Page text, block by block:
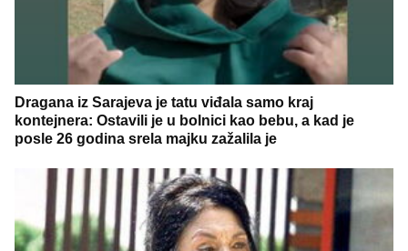
Dragana iz Sarajeva je tatu viđala samo kraj
kontejnera: Ostavili je u bolnici kao bebu, a kad je
posle 26 godina srela majku zažalila je